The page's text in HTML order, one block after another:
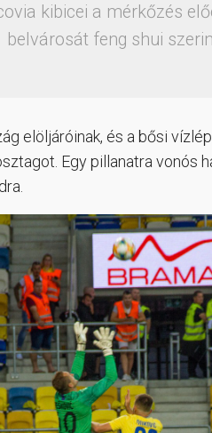
kibicei a mérkőzés
belvárosát feng shui
elöljáróinak, és a bősi
Egy pillanatra vonós